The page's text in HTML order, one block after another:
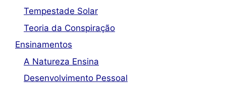
Tempestade Solar
Teoria da Conspiração
Ensinamentos
A Natureza Ensina
Desenvolvimento Pessoal